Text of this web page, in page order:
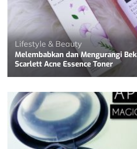
Lifestyle & Beauty
Melembabkan dan Mengurangi
Scarlett Acne Essence Toner